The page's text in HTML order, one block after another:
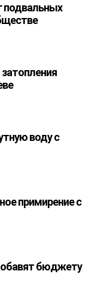
подвальных
воду с
примирение с
бюджету